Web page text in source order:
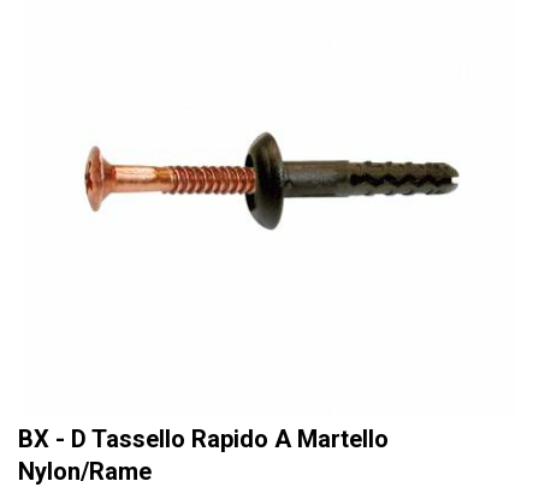
BX - D Tassello Rapido A Martello
Nylon/Rame